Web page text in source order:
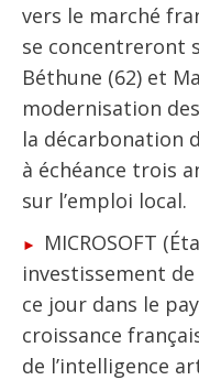
vers le marché
se concentreront
Béthune (62) et
modernisation
la décarbonation
à échéance trois
sur l’emploi local.
MICROSOFT
investissement
ce jour dans le
croissance
de l’intelligence